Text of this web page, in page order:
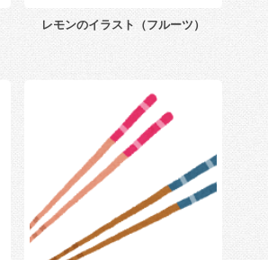
レモンのイラスト（フルーツ）